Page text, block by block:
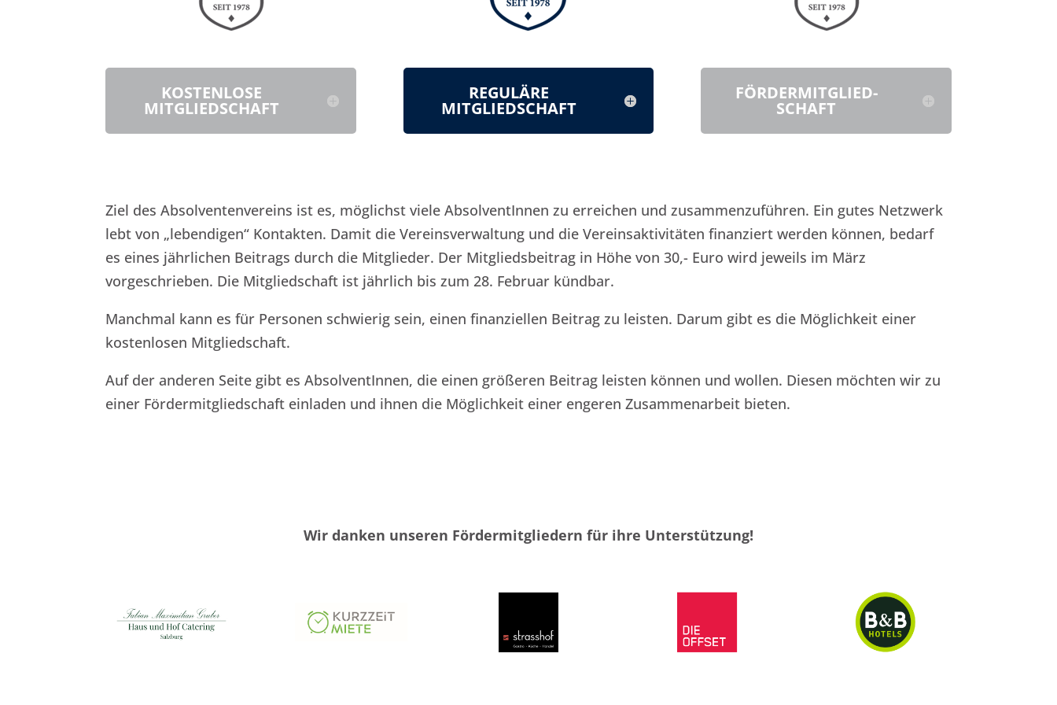
KOSTENLOSE
MITGLIEDSCHAFT
REGULÄRE
MITGLIEDSCHAFT
FÖRDER­MITGLIED­
SCHAFT
Ziel des Absolventenvereins ist es, möglichst viele AbsolventInnen zu erreichen und zusammenzuführen. Ein gutes Netzwerk
lebt von „lebendigen“ Kontakten. Damit die Vereinsverwaltung und die Vereinsaktivitäten finanziert werden können, bedarf
es eines jährlichen Beitrags durch die Mitglieder. Der Mitgliedsbeitrag in Höhe von 30,- Euro wird jeweils im März
vorgeschrieben. Die Mitgliedschaft ist jährlich bis zum 28. Februar kündbar.
Manchmal kann es für Personen schwierig sein, einen finanziellen Beitrag zu leisten. Darum gibt es die Möglichkeit einer
kostenlosen Mitgliedschaft.
Auf der anderen Seite gibt es AbsolventInnen, die einen größeren Beitrag leisten können und wollen. Diesen möchten wir zu
einer Fördermitgliedschaft einladen und ihnen die Möglichkeit einer engeren Zusammenarbeit bieten.
Wir danken unseren Fördermitgliedern für ihre Unterstützung!